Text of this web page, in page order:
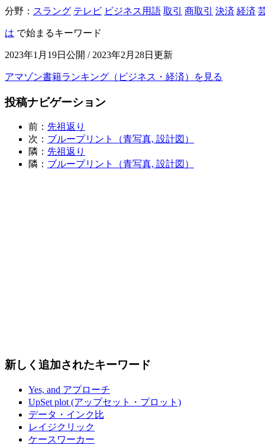
分野： スラング テレビ ビジネス用語 取引 商取引 決済 経済
は で始まるキーワード
2023年1月19日公開 / 2023年2月28日更新
アマゾン書籍ランキング（ビジネス・経済）を見る
投稿ナビゲーション
前： 先祖返り
次： ブループリント（青写真, 設計図）
隣： 先祖返り
隣： ブループリント（青写真, 設計図）
新しく追加されたキーワード
Yes, and アプローチ
UpSet plot (アップセット・プロット)
データ・インク比
レイジクリック
ケースワーカー